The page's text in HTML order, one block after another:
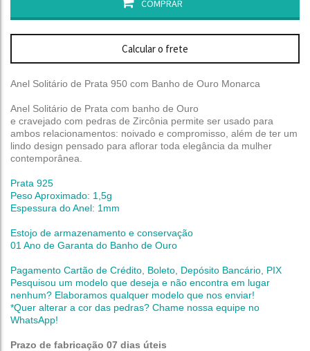
COMPRAR
Calcular o frete
Anel Solitário de Prata 950 com Banho de Ouro Monarca
Anel Solitário de Prata com banho de Ouro
e cravejado com pedras de Zircônia permite ser usado para
ambos relacionamentos: noivado e compromisso, além de ter um
lindo design pensado para aflorar toda elegância da mulher
contemporânea.
Prata 925
Peso Aproximado: 1,5g
Espessura do Anel: 1mm
Estojo de armazenamento e conservação
01 Ano de Garanta do Banho de Ouro
Pagamento Cartão de Crédito, Boleto, Depósito Bancário, PIX
Pesquisou um modelo que deseja e não encontra em lugar
nenhum? Elaboramos qualquer modelo que nos enviar!
*Quer alterar a cor das pedras? Chame nossa equipe no
WhatsApp!
Prazo de fabricação 07 dias úteis